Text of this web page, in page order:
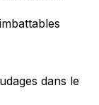
dans le